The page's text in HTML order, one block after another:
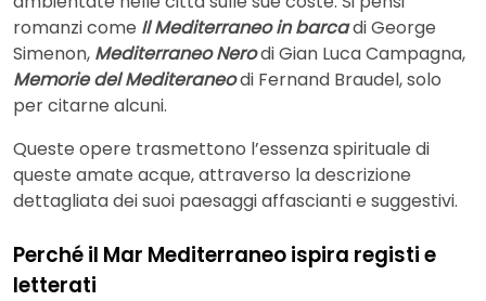
romanzi come IlMediterraneo in barcadi George
Simenon, Mediterraneo Nerodi Gian Luca Campagna,
Memorie del Mediteraneodi Fernand Braudel, solo
per citarne alcuni.
Queste opere trasmettono l’essenza spirituale di
queste amate acque, attraverso la descrizione
dettagliata dei suoi paesaggi affascianti e suggestivi.
Perché il Mar Mediterraneo ispira registi e
letterati